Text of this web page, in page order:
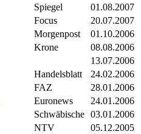
Spiegel
01.08.2007
Focus
20.07.2007
Morgenpost
01.10.2006
Krone
08.08.2006
13.07.2006
Handelsblatt
24.02.2006
FAZ
28.01.2006
Euronews
24.01.2006
Schwäbische 03.01.2006
NTV
05.12.2005